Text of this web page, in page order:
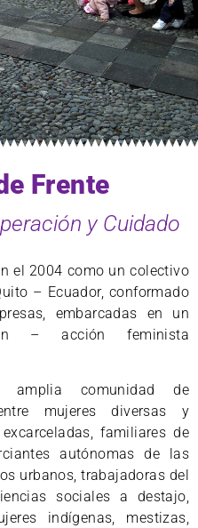
Frente
y Cuidado
el 2004 como un colectivo
– Ecuador, conformado
embarcadas en un
– acción feminista
amplia comunidad de
mujeres diversas y
familiares de
autónomas de las
urbanos, trabajadoras del
sociales a destajo,
indígenas, mestizas,